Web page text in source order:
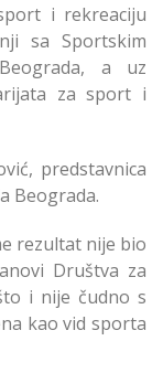
i rekreaciju
sa Sportskim
a uz
za sport i
predstavnica
Beograda.
rezultat nije bio
Društva za
i nije čudno s
kao vid sporta